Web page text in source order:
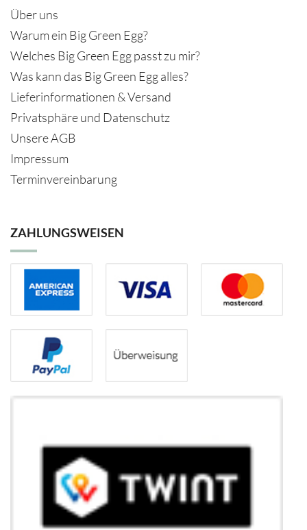
Über uns
Warum ein Big Green Egg?
Welches Big Green Egg passt zu mir?
Was kann das Big Green Egg alles?
Lieferinformationen & Versand
Privatsphäre und Datenschutz
Unsere AGB
Impressum
Terminvereinbarung
ZAHLUNGSWEISEN